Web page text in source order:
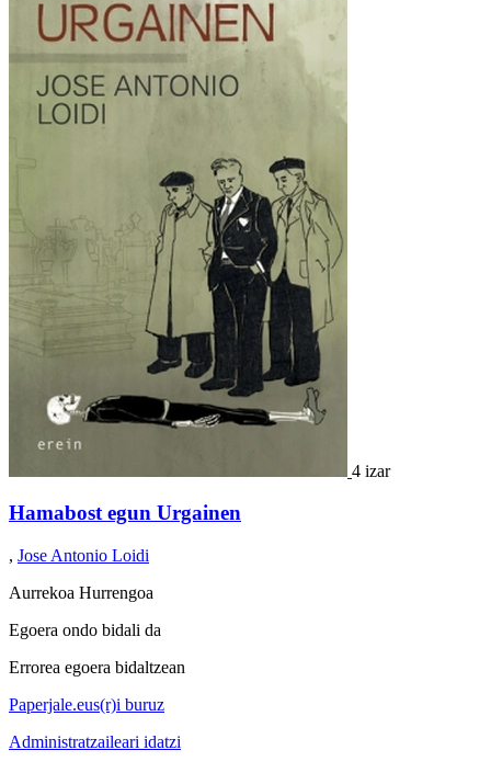
4 izar
Hamabost egun Urgainen
, Jose Antonio Loidi
Aurrekoa Hurrengoa
Egoera ondo bidali da
Errorea egoera bidaltzean
Paperjale.eus(r)i buruz
Administratzaileari idatzi